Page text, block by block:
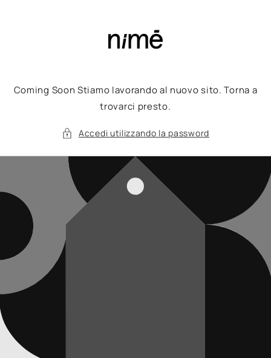
Coming Soon Stiamo lavorando al nuovo sito. Torna a
trovarci presto.
Accedi utilizzando la password